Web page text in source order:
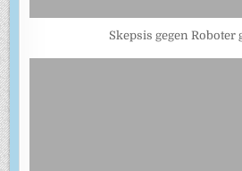
Skepsis gegen Roboter